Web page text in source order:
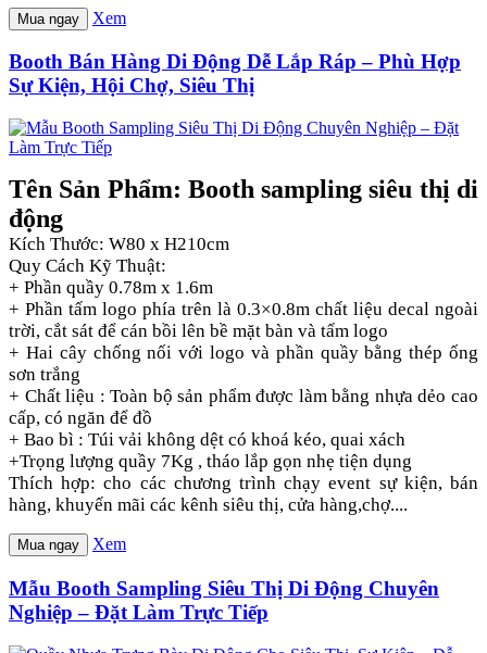
Mua ngay Xem
Booth Bán Hàng Di Động Dễ Lắp Ráp – Phù Hợp
Sự Kiện, Hội Chợ, Siêu Thị
Tên Sản Phẩm: Booth sampling siêu thị di
động
Kích Thước: W80 x H210cm
Quy Cách Kỹ Thuật:
+ Phần quầy 0.78m x 1.6m
+ Phần tấm logo phía trên là 0.3×0.8m chất liệu decal ngoài
trời, cắt sát để cán bồi lên bề mặt bàn và tấm logo
+ Hai cây chống nối với logo và phần quầy bằng thép ống
sơn trắng
+ Chất liệu : Toàn bộ sản phẩm được làm bằng nhựa dẻo cao
cấp, có ngăn để đồ
+ Bao bì : Túi vải không dệt có khoá kéo, quai xách
+Trọng lượng quầy 7Kg , tháo lắp gọn nhẹ tiện dụng
Thích hợp: cho các chương trình chạy event sự kiện, bán
hàng, khuyến mãi các kênh siêu thị, cửa hàng,chợ....
Mua ngay Xem
Mẫu Booth Sampling Siêu Thị Di Động Chuyên
Nghiệp – Đặt Làm Trực Tiếp